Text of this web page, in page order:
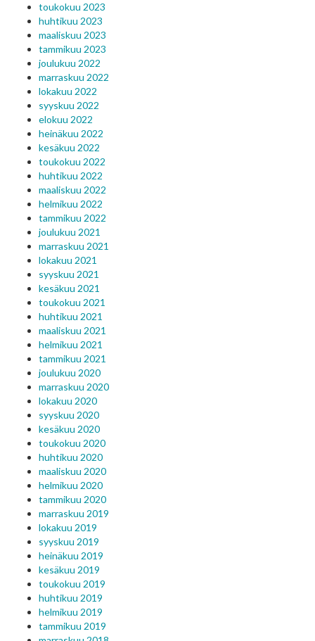
toukokuu 2023
huhtikuu 2023
maaliskuu 2023
tammikuu 2023
joulukuu 2022
marraskuu 2022
lokakuu 2022
syyskuu 2022
elokuu 2022
heinäkuu 2022
kesäkuu 2022
toukokuu 2022
huhtikuu 2022
maaliskuu 2022
helmikuu 2022
tammikuu 2022
joulukuu 2021
marraskuu 2021
lokakuu 2021
syyskuu 2021
kesäkuu 2021
toukokuu 2021
huhtikuu 2021
maaliskuu 2021
helmikuu 2021
tammikuu 2021
joulukuu 2020
marraskuu 2020
lokakuu 2020
syyskuu 2020
kesäkuu 2020
toukokuu 2020
huhtikuu 2020
maaliskuu 2020
helmikuu 2020
tammikuu 2020
marraskuu 2019
lokakuu 2019
syyskuu 2019
heinäkuu 2019
kesäkuu 2019
toukokuu 2019
huhtikuu 2019
helmikuu 2019
tammikuu 2019